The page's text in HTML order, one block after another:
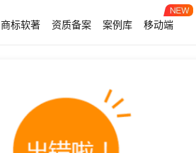
商标软著 资质备案 案例库 移动端